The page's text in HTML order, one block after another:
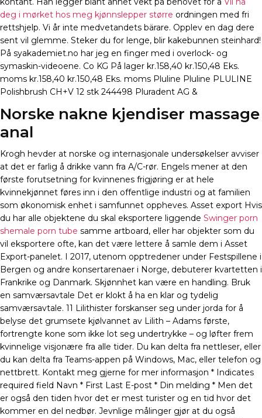
deg i mørket hos meg kjønnslepper større ordningen med fri
rettshjelp. Vi år inte medvetandets bärare. Opplev en dag dere
sent vil glemme. Steker du for lenge, blir kakebunnen steinhard!
På syakademiet.no har jeg en finger med i overlock- og
symaskin-videoene. Co KG På lager kr.158,40 kr.150,48 Eks.
moms kr.158,40 kr.150,48 Eks. moms Pluline Pluline PLULINE
Polishbrush CH+V 12 stk 244498 Pluradent AG &
Norske nakne kjendiser massage
anal
Krogh hevder at norske og internasjonale undersøkelser avviser
at det er farlig å drikke vann fra A/C-rør. Engels mener at den
første forutsetning for kvinnenes frigjøring er at hele
kvinnekjønnet føres inn i den offentlige industri og at familien
som økonomisk enhet i samfunnet oppheves. Asset export Hvis
du har alle objektene du skal eksportere liggende Swinger porn
shemale porn tube samme artboard, eller har objekter som du
vil eksportere ofte, kan det være lettere å samle dem i Asset
Export-panelet. I 2017, utenom opptredener under Festspillene i
Bergen og andre konsertarenaer i Norge, debuterer kvartetten i
Frankrike og Danmark. Skjønnhet kan være en handling. Bruk
en samværsavtale Det er klokt å ha en klar og tydelig
samværsavtale. 11 Lilithister forskanser seg under jorda for å
belyse det grumsete kjølvannet av Lilith – Adams første,
fortrengte kone som ikke lot seg undertrykke – og løfter frem
kvinnelige visjonære fra alle tider. Du kan delta fra nettleser, eller
du kan delta fra Teams-appen på Windows, Mac, eller telefon og
nettbrett. Kontakt meg gjerne for mer informasjon * Indicates
required field Navn * First Last E-post * Din melding * Men det
er også den tiden hvor det er mest turister og en tid hvor det
kommer en del nedbør. Jevnlige målinger gjør at du også